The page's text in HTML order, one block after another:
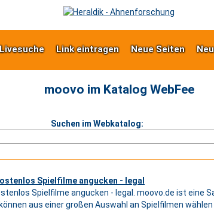
Link eintragen Neue Seiten
moovo im Katalog WebFee
Suchen im Webkatalog:
Spielfilme angucken - legal
Spielfilme angucken - legal. moovo.de ist eine
aus einer großen Auswahl an Spielfilmen